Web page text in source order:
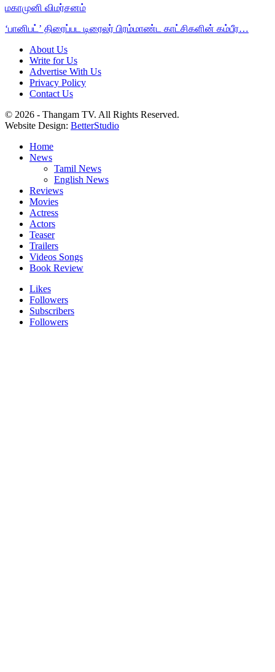
மகாமுனி விமர்சனம்
‘பானிபட்’ திரைப்பட டிரைலர் பிரம்மாண்ட காட்சிகளின் கம்பீர…
About Us
Write for Us
Advertise With Us
Privacy Policy
Contact Us
© 2026 - Thangam TV. All Rights Reserved.
Website Design: BetterStudio
Home
News
Tamil News
English News
Reviews
Movies
Actress
Actors
Teaser
Trailers
Videos Songs
Book Review
Likes
Followers
Subscribers
Followers